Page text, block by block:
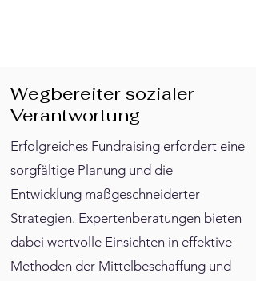
Wegbereiter sozialer
Verantwortung
Erfolgreiches Fundraising erfordert eine
sorgfältige Planung und die
Entwicklung maßgeschneiderter
Strategien. Expertenberatungen bieten
dabei wertvolle Einsichten in effektive
Methoden der Mittelbeschaffung und